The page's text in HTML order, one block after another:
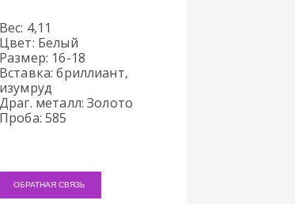
Вес: 4,11
Цвет: Белый
Размер: 16-18
Вставка: бриллиант,
изумруд
Драг. металл: Золото
Проба: 585
ОБРАТНАЯ СВЯЗЬ